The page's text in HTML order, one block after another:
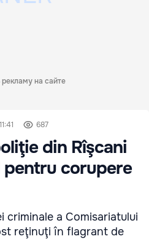
рекламу на сайте
687
din Rîşcani
corupere
criminale a Comisariatului
reţinuţi în flagrant de